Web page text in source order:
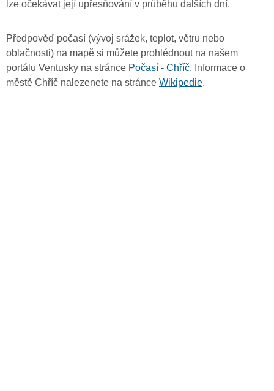
lze očekávat její upřesňování v průběhu dalších dní.
Předpověď počasí (vývoj srážek, teplot, větru nebo
oblačnosti) na mapě si můžete prohlédnout na našem
portálu Ventusky na stránce Počasí - Chříč. Informace o
městě Chříč nalezenete na stránce Wikipedie.